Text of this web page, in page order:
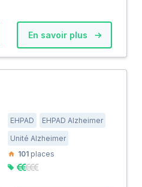
En savoir plus
EHPAD
EHPAD Alzheimer
Unité Alzheimer
101 places